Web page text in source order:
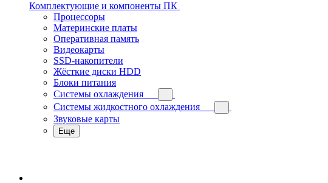
Комплектующие и компоненты ПК
Процессоры
Материнские платы
Оперативная память
Видеокарты
SSD-накопители
Жёсткие диски HDD
Блоки питания
Системы охлаждения
Системы жидкостного охлаждения
Звуковые карты
Еще